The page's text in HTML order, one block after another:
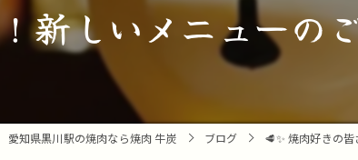
新しいメニューの
愛知県黒川駅の焼肉なら焼肉 牛炭 ブログ 🥩✨ 焼肉好きの